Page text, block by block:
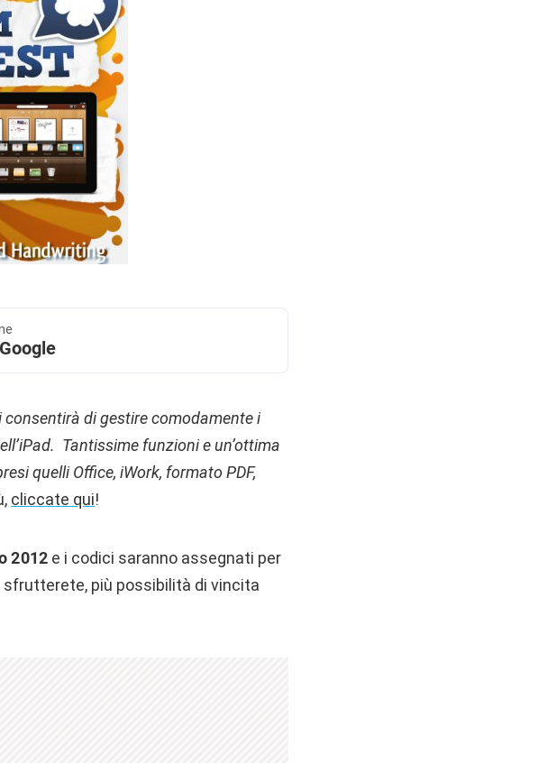
consentirà di gestire comodamente i
Tantissime funzioni e un’ottima
quelli Office, iWork, formato PDF,
cliccate qui!
2012 e i codici saranno assegnati per
sfrutterete, più possibilità di vincita